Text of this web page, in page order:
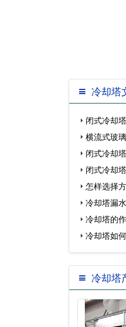
冷却塔
闭式冷却
横流式玻
闭式冷却
闭式冷却
怎样选择
冷却塔漏
冷却塔的
冷却塔如
冷却塔